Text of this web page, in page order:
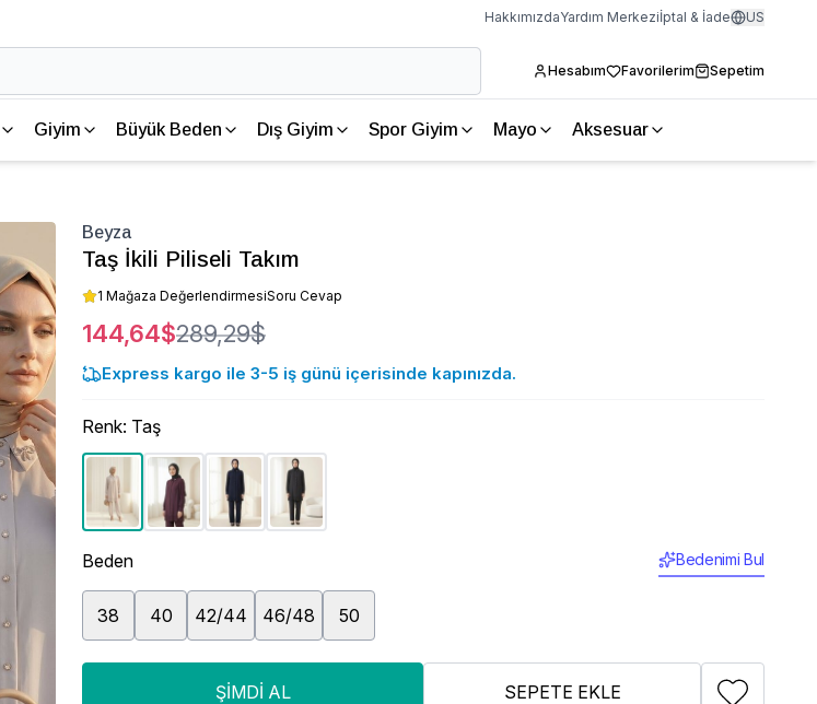
HakkımızdaYardım Merkeziİptal & İade US
Hesabım Favorilerim Sepetim
Giyim Büyük Beden Dış Giyim Spor Giyim Mayo Aksesuar
Beyza
Taş İkili Piliseli Takım
1 Mağaza DeğerlendirmesiSoru Cevap
144,64$289,29$
Express kargo ile 3-5 iş günü içerisinde kapınızda.
Renk: Taş
Beden Bedenimi Bul
38 40 42/44 46/48 50
ŞIMDI AL SEPETE EKLE